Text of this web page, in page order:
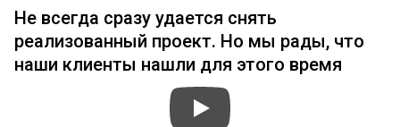
Не всегда сразу удается снять
реализованный проект. Но мы рады, что
наши клиенты нашли для этого время